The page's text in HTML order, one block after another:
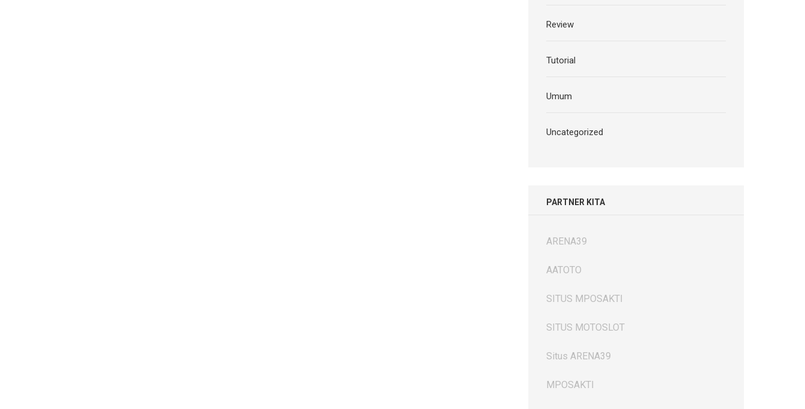
Review
Tutorial
Umum
Uncategorized
PARTNER KITA
ARENA39
AATOTO
SITUS MPOSAKTI
SITUS MOTOSLOT
Situs ARENA39
MPOSAKTI